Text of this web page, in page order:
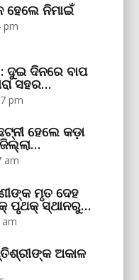
ହେଲେ ନିମାଇଁ
pm
: ଦୁଇ ଦିନରେ ବାପ
ସହର…
pm
ହେଲେ କଡ଼ା
ଜିଲ୍ଲା…
am
ମୃତ ଦେହ
ପୃଥକ୍‌ ସ୍ଥାନରୁ…
ଅକାଳ